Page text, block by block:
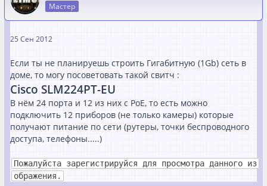
Мастер
25 Сен 2012
Если ты не планируешь строить Гигабитную (1Gb) сеть в
доме, то могу посоветовать такой свитч :
Cisco SLM224PT-EU
В нём 24 порта и 12 из них с PoE, то есть можно
подключить 12 приборов (не только камеры) которые
получают питание по сети (рутеры, точки беспроводного
доступа, телефоны.....)
Пожалуйста зарегистрируйся для просмотра данного из
ображения.